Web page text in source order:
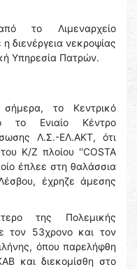
το Λιμεναρχείο
διενέργεια νεκροψίας
Υπηρεσία Πατρών.
το Κεντρικό
το Ενιαίο Κέντρο
Λ.Σ.-ΕΛ.ΑΚΤ, ότι
Κ/Ζ πλοίου ''COSTA
έπλεε στη θαλάσσια
έχρηζε άμεσης
της Πολεμικής
τον 53χρονο και τον
όπου παρελήφθη
και διεκομίσθη στο